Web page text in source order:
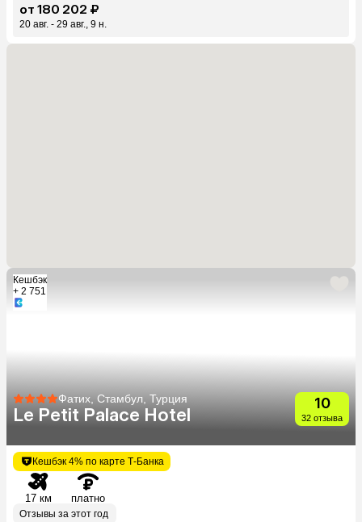
от 180 202 ₽
20 авг. - 29 авг., 9 н.
Кешбэк
+ 2 751
Фатих, Стамбул, Турция
Le Petit Palace Hotel
10
32 отзыва
Кешбэк 4% по карте Т-Банка
17 км платно
Отзывы за этот год